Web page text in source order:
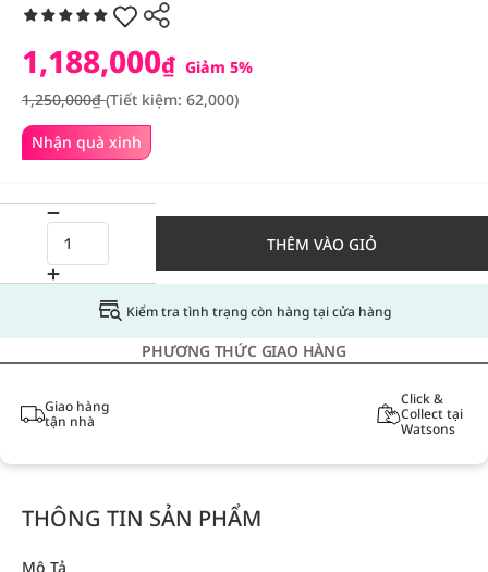
Nhận quà xinh
1,188,000₫ Giảm 5%
1,250,000₫(Tiết kiệm: 62,000)
THÊM VÀO GIỎ
Kiểm tra tình trạng còn hàng tại cửa hàng
PHƯƠNG THỨC GIAO HÀNG
Giao hàng
tận nhà
Click &
Collect tại
Watsons
THÔNG TIN SẢN PHẨM
Mô Tả